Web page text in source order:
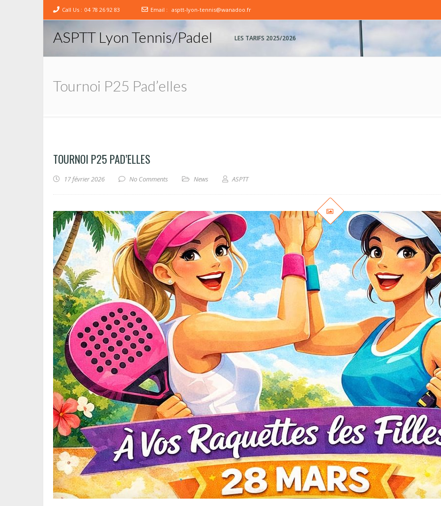
Call Us : 04 78 26 92 83 Email : asptt-lyon-tennis@wanadoo.fr
ASPTT Lyon Tennis/Padel LES TARIFS 2025/2026
Tournoi P25 Pad’elles
TOURNOI P25 PAD’ELLES
17 février 2026 No Comments News ASPTT